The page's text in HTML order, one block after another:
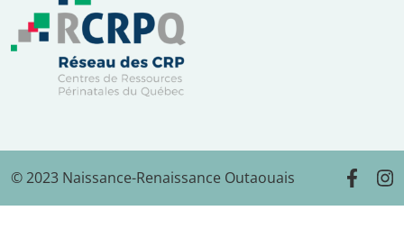
© 2023 Naissance-Renaissance Outaouais